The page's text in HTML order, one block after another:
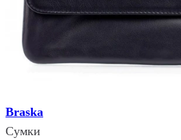
Braska
Сумки